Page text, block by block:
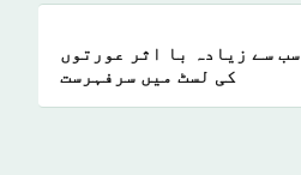
تھیچر برطانیہ میں سب سے زیادہ با اثر عورتوں
کی لسٹ میں سرفہرست